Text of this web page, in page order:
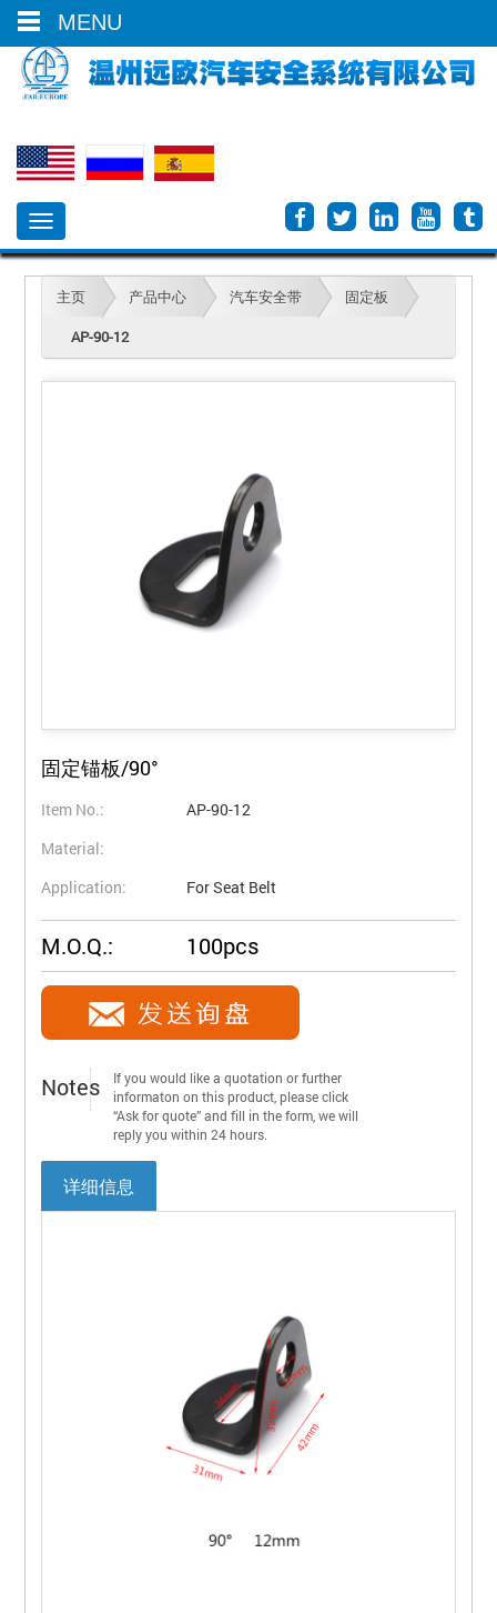
Toggle
navigation
主页 产品中心 汽车安全带 固定板
AP-90-12
固定锚板/90°
Item No.:
AP-90-12
Material:
Application:
For Seat Belt
M.O.Q.: 100pcs
Notes
If you would like a quotation or further
informaton on this product, please click
“Ask for quote” and fill in the form, we will
reply you within 24 hours.
详细信息
MENU